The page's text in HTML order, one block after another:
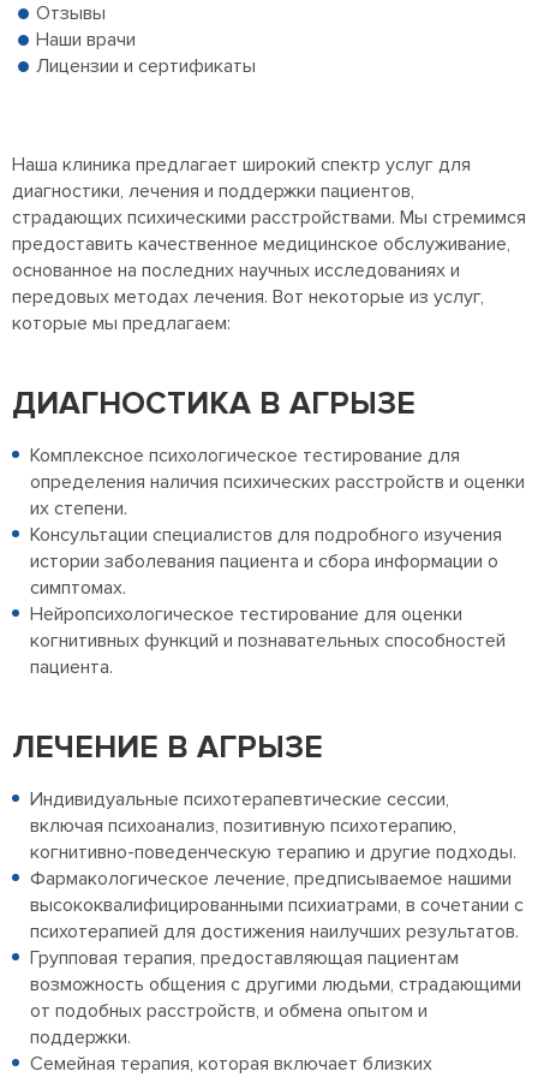
Отзывы
Наши врачи
Лицензии и сертификаты
Наша клиника предлагает широкий спектр услуг для
диагностики, лечения и поддержки пациентов,
страдающих психическими расстройствами. Мы стремимся
предоставить качественное медицинское обслуживание,
основанное на последних научных исследованиях и
передовых методах лечения. Вот некоторые из услуг,
которые мы предлагаем:
ДИАГНОСТИКА В АГРЫЗЕ
Комплексное психологическое тестирование для
определения наличия психических расстройств и оценки
их степени.
Консультации специалистов для подробного изучения
истории заболевания пациента и сбора информации о
симптомах.
Нейропсихологическое тестирование для оценки
когнитивных функций и познавательных способностей
пациента.
ЛЕЧЕНИЕ В АГРЫЗЕ
Индивидуальные психотерапевтические сессии,
включая психоанализ, позитивную психотерапию,
когнитивно-поведенческую терапию и другие подходы.
Фармакологическое лечение, предписываемое нашими
высококвалифицированными психиатрами, в сочетании с
психотерапией для достижения наилучших результатов.
Групповая терапия, предоставляющая пациентам
возможность общения с другими людьми, страдающими
от подобных расстройств, и обмена опытом и
поддержки.
Семейная терапия, которая включает близких